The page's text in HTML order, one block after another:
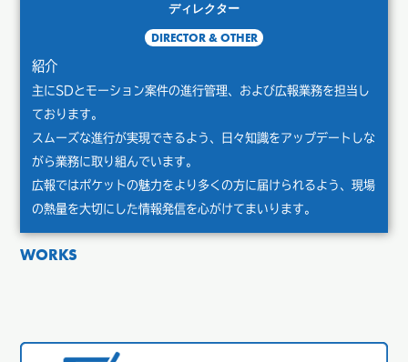
ディレクター
DIRECTOR & OTHER
紹介
主にSDとモーション案件の進行管理、および広報業務を担当し
ております。
スムーズな進行が実現できるよう、日々知識をアップデートしな
がら業務に取り組んでいます。
広報ではポケットの魅力をより多くの方に届けられるよう、現場
の熱量を大切にした情報発信を心がけてまいります。
WORKS